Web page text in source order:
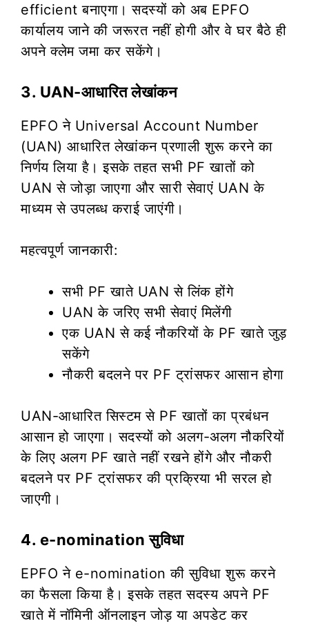
efficient बनाएगा। सदस्यों को अब EPFO
कार्यालय जाने की जरूरत नहीं होगी और वे घर बैठे ही
अपने क्लेम जमा कर सकेंगे।
3. UAN-आधारित लेखांकन
EPFO ने Universal Account Number
(UAN) आधारित लेखांकन प्रणाली शुरू करने का
निर्णय लिया है। इसके तहत सभी PF खातों को
UAN से जोड़ा जाएगा और सारी सेवाएं UAN के
माध्यम से उपलब्ध कराई जाएंगी।
महत्वपूर्ण जानकारी:
सभी PF खाते UAN से लिंक होंगे
UAN के जरिए सभी सेवाएं मिलेंगी
एक UAN से कई नौकरियों के PF खाते जुड़
सकेंगे
नौकरी बदलने पर PF ट्रांसफर आसान होगा
UAN-आधारित सिस्टम से PF खातों का प्रबंधन
आसान हो जाएगा। सदस्यों को अलग-अलग नौकरियों
के लिए अलग PF खाते नहीं रखने होंगे और नौकरी
बदलने पर PF ट्रांसफर की प्रक्रिया भी सरल हो
जाएगी।
4. e-nomination सुविधा
EPFO ने e-nomination की सुविधा शुरू करने
का फैसला किया है। इसके तहत सदस्य अपने PF
खाते में नॉमिनी ऑनलाइन जोड़ या अपडेट कर